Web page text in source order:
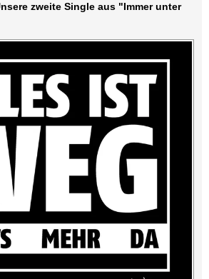
zweite Single aus "Immer unter